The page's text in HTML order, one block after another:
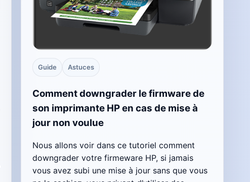
Guide Astuces
Comment downgrader le firmware de
son imprimante HP en cas de mise à
jour non voulue
Nous allons voir dans ce tutoriel comment
downgrader votre firmeware HP, si jamais
vous avez subi une mise à jour sans que vous